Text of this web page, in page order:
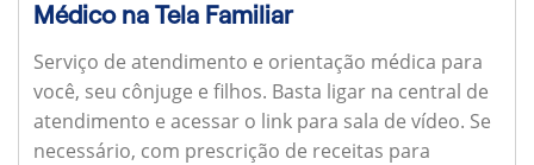
Médico na Tela Familiar
Serviço de atendimento e orientação médica para
você, seu cônjuge e filhos. Basta ligar na central de
atendimento e acessar o link para sala de vídeo. Se
necessário, com prescrição de receitas para